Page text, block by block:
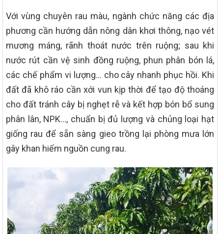
Với vùng chuyên rau màu, ngành chức năng các địa
phương cần hướng dẫn nông dân khơi thông, nạo vét
mương máng, rãnh thoát nước trên ruộng; sau khi
nước rút cần vệ sinh đồng ruộng, phun phân bón lá,
các chế phẩm vi lượng… cho cây nhanh phục hồi. Khi
đất đã khô ráo cần xới vun kịp thời để tạo độ thoáng
cho đất tránh cây bị nghẹt rễ và kết hợp bón bổ sung
phân lân, NPK…, chuẩn bị đủ lượng và chủng loại hạt
giống rau để sẵn sàng gieo trồng lại phòng mưa lớn
gây khan hiếm nguồn cung rau.